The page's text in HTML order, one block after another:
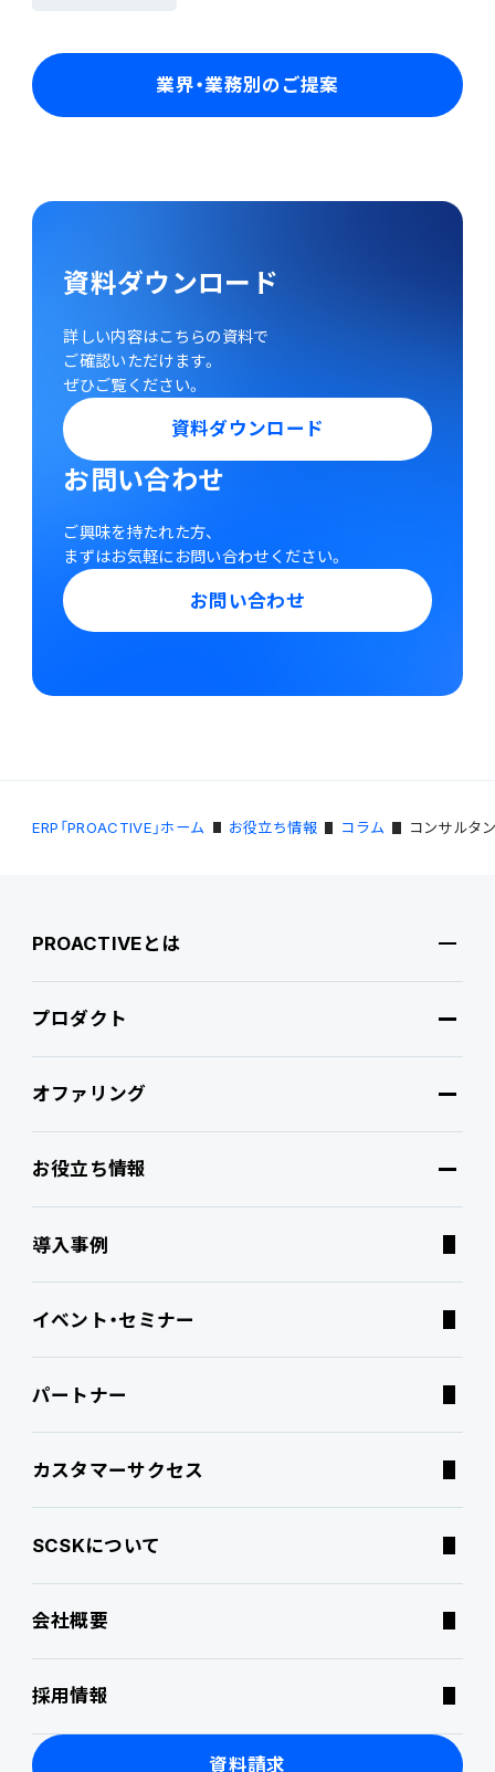
業界・業務別のご提案
資料ダウンロード
詳しい内容はこちらの資料で
ご確認いただけます。
ぜひご覧ください。
資料ダウンロード
お問い合わせ
ご興味を持たれた方、
まずはお気軽にお問い合わせください。
お問い合わせ
ERP「PROACTIVE」ホーム お役立ち情報 コラム コンサルタ
資料請求
PROACTIVEとは
PROACTIVEとは
特長・選ばれる理由
ブランドコア
PROACTIVE AI
ATWILL Platform
プロダクト
プロダクト
機能
Fit to Standard
Best Practice
連携ソリューション
サポートサービス
オファリング
オファリング
業務特化型オファリング
業界特化型オファリング
経営課題別オファリング
お役立ち情報
お役立ち情報
資料ダウンロード
よくあるご質問
コラム
特集記事
ニュース・トピックス
製品関連動画
導入事例
イベント・セミナー
パートナー
カスタマーサクセス
SCSKについて
会社概要
採用情報